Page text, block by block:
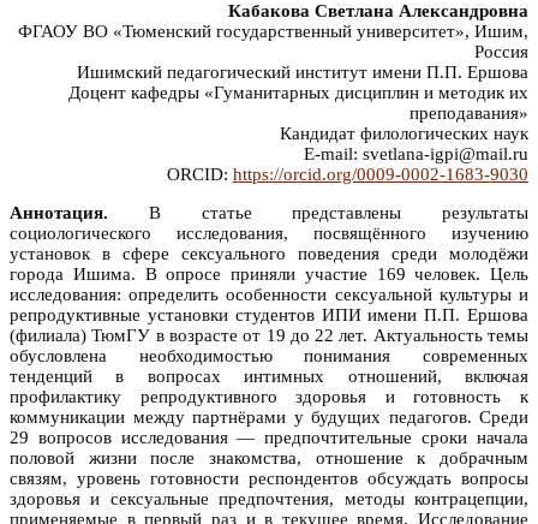
Кабакова Светлана Александровна
ФГАОУ ВО «Тюменский государственный университет», Ишим,
Россия
Ишимский педагогический институт имени П.П. Ершова
Доцент кафедры «Гуманитарных дисциплин и методик их
преподавания»
Кандидат филологических наук
E-mail: svetlana-igpi@mail.ru
ORCID: https://orcid.org/0009-0002-1683-9030
Аннотация. В статье представлены результаты
социологического исследования, посвящённого изучению
установок в сфере сексуального поведения среди молодёжи
города Ишима. В опросе приняли участие 169 человек. Цель
исследования: определить особенности сексуальной культуры и
репродуктивные установки студентов ИПИ имени П.П. Ершова
(филиала) ТюмГУ в возрасте от 19 до 22 лет. Актуальность темы
обусловлена необходимостью понимания современных
тенденций в вопросах интимных отношений, включая
профилактику репродуктивного здоровья и готовность к
коммуникации между партнёрами у будущих педагогов. Среди
29 вопросов исследования — предпочтительные сроки начала
половой жизни после знакомства, отношение к добрачным
связям, уровень готовности респондентов обсуждать вопросы
здоровья и сексуальные предпочтения, методы контрацепции,
применяемые в первый раз и в текущее время. Исследование